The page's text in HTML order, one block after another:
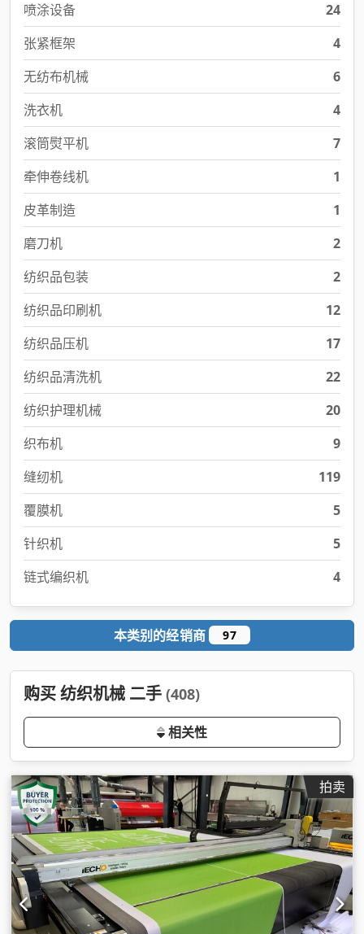
喷涂设备
24
张紧框架
4
无纺布机械
6
洗衣机
4
滚筒熨平机
7
牵伸卷线机
1
皮革制造
1
磨刀机
2
纺织品包装
2
纺织品印刷机
12
纺织品压机
17
纺织品清洗机
22
纺织护理机械
20
织布机
9
缝纫机
119
覆膜机
5
针织机
5
链式编织机
4
本类别的经销商 97
购买 纺织机械 二手 (408)
相关性
拍卖